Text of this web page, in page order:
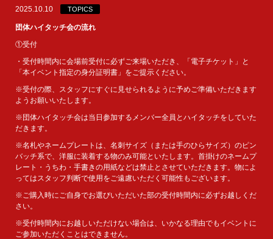
2025.10.10 TOPICS
団体ハイタッチ会の流れ
①受付
・受付時間内に会場前受付に必ずご来場いただき、「電子チケット」と
「本イベント指定の身分証明書」をご提示ください。
※受付の際、スタッフにすぐに見せられるように予めご準備いただきます
ようお願いいたします。
※団体ハイタッチ会は当日参加するメンバー全員とハイタッチをしていた
だきます。
※名札やネームプレートは、名刺サイズ（または手のひらサイズ）のピン
バッチ系で、洋服に装着する物のみ可能といたします。首掛けのネームプ
レート・うちわ・手書きの用紙などは禁止とさせていただきます。物によ
ってはスタッフ判断で使用をご遠慮いただく可能性もございます。
※ご購入時にご自身でお選びいただいた部の受付時間内に必ずお越しくだ
さい。
※受付時間内にお越しいただけない場合は、いかなる理由でもイベントに
ご参加いただくことはできません。